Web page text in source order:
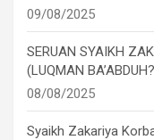
09/08/2025
SERUAN SYAIKH
(LUQMAN
08/08/2025
Syaikh Zakariya